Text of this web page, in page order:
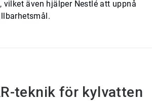
vilket även hjälper Nestlé att uppnå
teknik för kylvatten